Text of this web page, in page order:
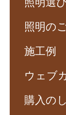
照明の
施工例
ウェブ
購入の